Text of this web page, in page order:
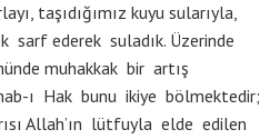
taşıdığımız kuyu sularıyla,
sarf ederek suladık. Üzerinde
muhakkak bir artış
ı Hak bunu ikiye bölmektedir;
Allah’ın lütfuyla elde edilen